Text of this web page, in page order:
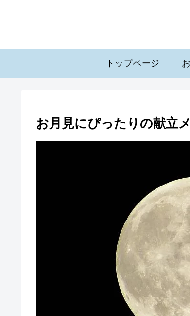
トップページ
お月見にぴったりの献立